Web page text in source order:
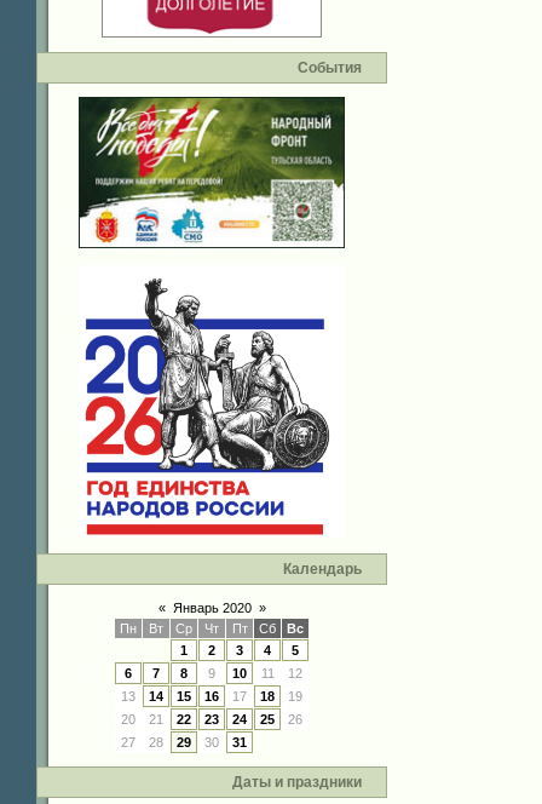
События
Календарь
« Январь 2020 »
Пн
Вт Ср Чт Пт Сб
Вс
1
2 3 4
5
6
7 8 9 10 11
12
13
14 15 16 17 18
19
20
21 22 23 24 25
26
27
28 29 30 31
Даты и праздники